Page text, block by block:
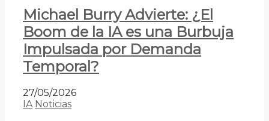
Michael Burry Advierte: ¿El
Boom de la IA es una Burbuja
Impulsada por Demanda
Temporal?
27/05/2026
IA Noticias